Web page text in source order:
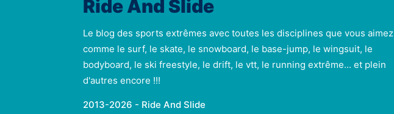
Ride And Slide
Le blog des sports extrêmes avec toutes les disciplines que vous aimez
comme le surf, le skate, le snowboard, le base-jump, le wingsuit, le
bodyboard, le ski freestyle, le drift, le vtt, le running extrême... et plein
d'autres encore !!!
2013-2026 - Ride And Slide